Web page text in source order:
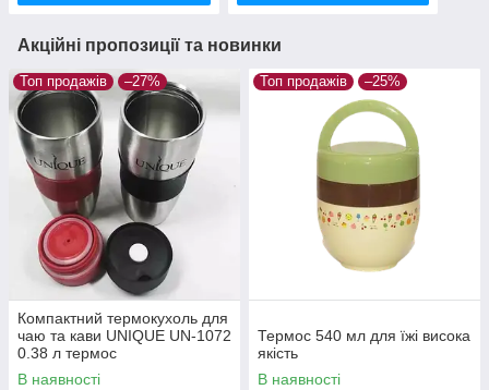
Акційні пропозиції та новинки
Топ продажів –27%
Компактний термокухоль для
чаю та кави UNIQUE UN-1072
0.38 л термос
В наявності
Топ продажів –25%
Термос 540 мл для їжі висока
якість
В наявності